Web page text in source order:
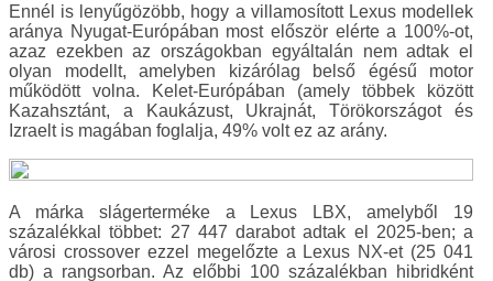
Ennél is lenyűgözöbb, hogy a villamosított Lexus modellek
aránya Nyugat-Európában most először elérte a 100%-ot,
azaz ezekben az országokban egyáltalán nem adtak el
olyan modellt, amelyben kizárólag belső égésű motor
működött volna. Kelet-Európában (amely többek között
Kazahsztánt, a Kaukázust, Ukrajnát, Törökországot és
Izraelt is magában foglalja, 49% volt ez az arány.
A márka slágerterméke a Lexus LBX, amelyből 19
százalékkal többet: 27 447 darabot adtak el 2025-ben; a
városi crossover ezzel megelőzte a Lexus NX-et (25 041
db) a rangsorban. Az előbbi 100 százalékban hibridként